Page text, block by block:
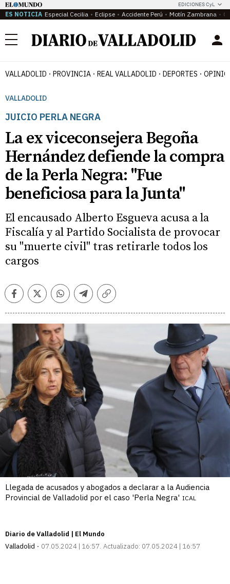
EDICIONES CyL
ES NOTICIA Especial Cecilia Eclipse Accidente Perú Motín Zambrana
Menú
VALLADOLID PROVINCIA REAL VALLADOLID DEPORTES
VALLADOLID
JUICIO PERLA NEGRA
La ex viceconsejera Begoña
Hernández defiende la compra
de la Perla Negra: "Fue
beneficiosa para la Junta"
El encausado Alberto Esgueva acusa a la
Fiscalía y al Partido Socialista de provocar
su "muerte civil" tras retirarle todos los
cargos
FacebookTwitterWhatsappTelegramCopiar
Llegada de acusados y abogados a declarar a la Audiencia
Provincial de Valladolid por el caso 'Perla Negra' ICAL
Diario de Valladolid | El Mundo
Valladolid
07.05.2024 | 16:57 Actualizado: 07.05.2024 | 16:57